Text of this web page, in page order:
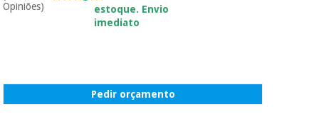
cirúrgico
Vestuário
Opiniões)
estoque. Envio
imediato
Pedir orçamento